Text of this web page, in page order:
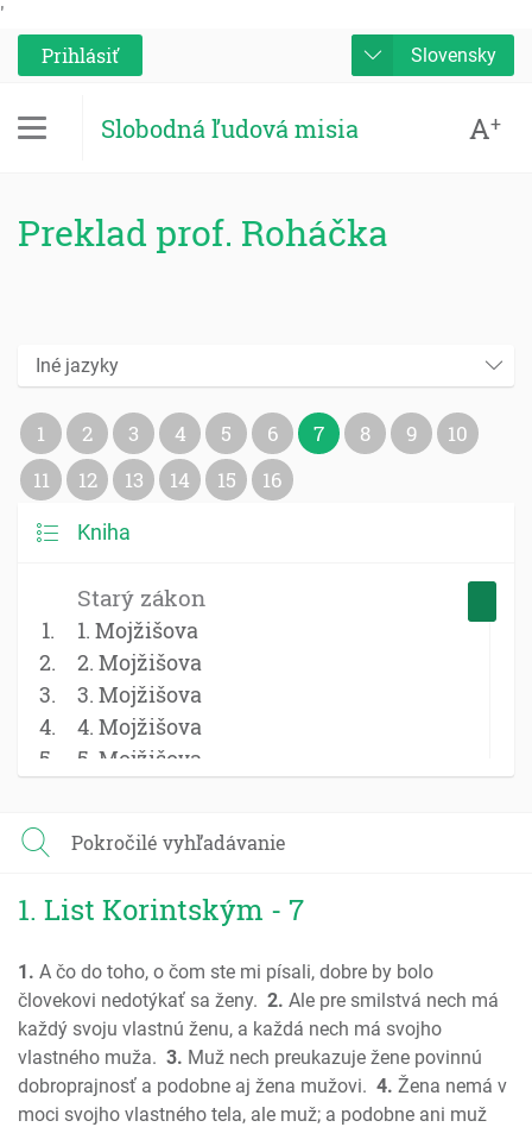
'
Prihlásiť
Slovensky
Slobodná ľudová misia A+
Preklad prof. Roháčka
Iné jazyky
1 2 3 4 5 6 7 8 9
10
11
12 13 14 15 16
Kniha
Starý zákon
1. Mojžišova
2. Mojžišova
3. Mojžišova
4. Mojžišova
5. Mojžišova
Rút
2 Samuel
2 Kniha kráľov
1 Kroník; Paralipomenon
2 Kroník; Paralipomenon
Ezdráš
Nehemiáš
Pokročilé vyhľadávanie
1. List Korintským - 7
1. A čo do toho, o čom ste mi písali, dobre by bolo
človekovi nedotýkať sa ženy. 2. Ale pre smilstvá nech má
každý svoju vlastnú ženu, a každá nech má svojho
vlastného muža. 3. Muž nech preukazuje žene povinnú
dobroprajnosť a podobne aj žena mužovi. 4. Žena nemá v
moci svojho vlastného tela, ale muž; a podobne ani muž